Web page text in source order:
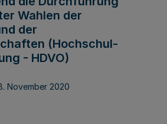
Wahlen der
der
(Hochschul-
- HDVO)
November 2020